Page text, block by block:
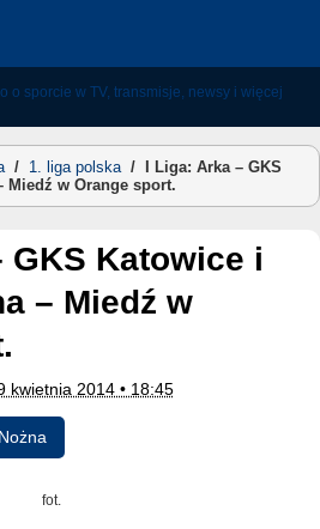
/ 1. liga polska/
I Liga: Arka – GKS
Miedź w Orange sport.
– Miedź w
kwietnia 2014 • 18:45
fot.